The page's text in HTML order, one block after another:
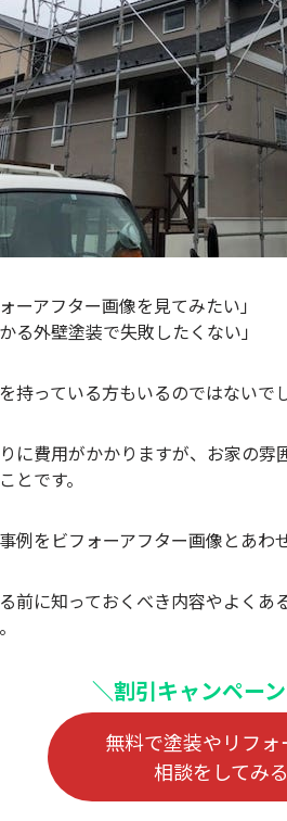
ーアフター画像を見てみたい」
る外壁塗装で失敗したくない」
持っている方もいるのではないで
に費用がかかりますが、お家の雰
とです。
例をビフォーアフター画像とあわ
前に知っておくべき内容やよくあ
＼割引キャンペー
無料で塗装やリフォ
相談をしてみる